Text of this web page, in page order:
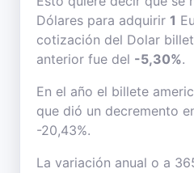
Dólares para adquirir 1
cotización del Dolar
anterior fue del -5,30%.
En el año el billete
que dió un decremento
-20,43%.
La variación anual o a